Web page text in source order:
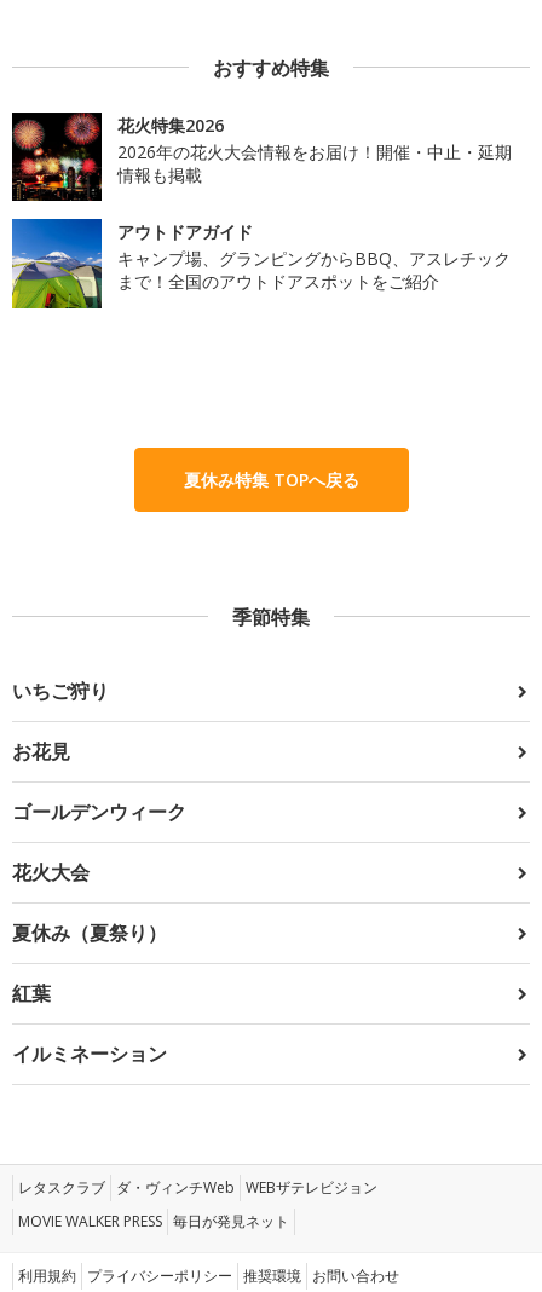
おすすめ特集
花火特集2026
2026年の花火大会情報をお届け！開催・中止・延期
情報も掲載
アウトドアガイド
キャンプ場、グランピングからBBQ、アスレチック
まで！全国のアウトドアスポットをご紹介
夏休み特集 TOPへ戻る
季節特集
いちご狩り
お花見
ゴールデンウィーク
花火大会
夏休み（夏祭り）
紅葉
イルミネーション
レタスクラブ ダ・ヴィンチWeb WEBザテレビジョン
MOVIE WALKER PRESS 毎日が発見ネット
利用規約 プライバシーポリシー 推奨環境 お問い合わせ